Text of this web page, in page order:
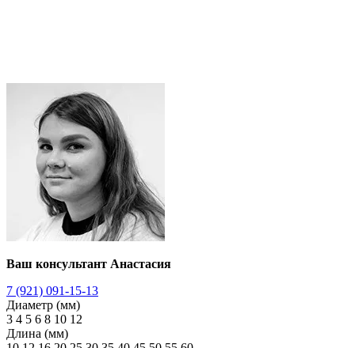
Ваш консультант Анастасия
7 (921) 091-15-13
Диаметр (мм)
3 4 5 6 8 10 12
Длина (мм)